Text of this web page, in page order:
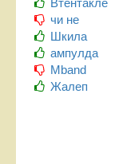
Втентакле
чи не
Шкила
ампулда
Mband
Жалеп